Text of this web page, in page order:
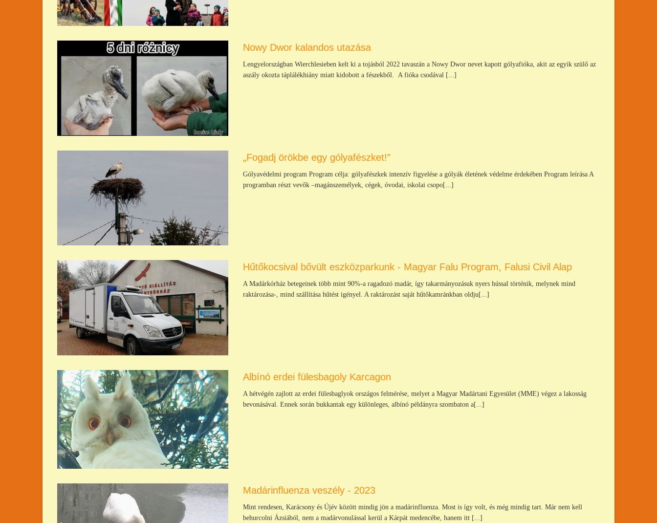
Nowy Dwor kalandos utazása
Lengyelországban Wierchlesieben kelt ki a tojásból 2022 tavaszán a Nowy Dwor nevet kapott gólyafióka, akit az egyik szülő az
aszály okozta táplálékhiány miatt kidobott a fészekből. A fióka csodával [...]
„Fogadj örökbe egy gólyafészket!”
Gólyavédelmi program Program célja: gólyafészkek intenzív figyelése a gólyák életének védelme érdekében Program leírása A
programban részt vevők –magánszemélyek, cégek, óvodai, iskolai csopo[...]
Hűtőkocsival bővült eszközparkunk - Magyar Falu Program, Falusi Civil Alap
A Madárkórház betegeinek több mint 90%-a ragadozó madár, így takarmányozásuk nyers hússal történik, melynek mind
raktározása-, mind szállítása hűtést igényel. A raktározást saját hűtőkamránkban oldju[...]
Albínó erdei fülesbagoly Karcagon
A hétvégén zajlott az erdei fülesbaglyok országos felmérése, melyet a Magyar Madártani Egyesület (MME) végez a lakosság
bevonásával. Ennek során bukkantak egy különleges, albínó példányra szombaton a[...]
Madárinfluenza veszély - 2023
Mint rendesen, Karácsony és Újév között mindig jön a madárinfluenza. Most is így volt, és még mindig tart. Már nem kell
behurcolni Ázsiából, nem a madárvonulással kerül a Kárpát medencébe, hanem itt [...]